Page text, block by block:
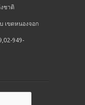
ชาติ
เขตหนองจอก
949-